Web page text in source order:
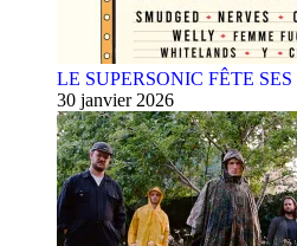
LE SUPERSONIC FÊTE SES
30 janvier 2026